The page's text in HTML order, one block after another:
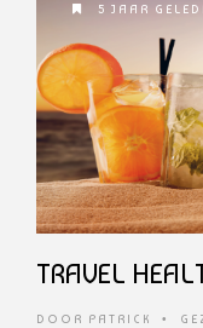
5 JAAR
TRAVEL
DOOR PATRICK •